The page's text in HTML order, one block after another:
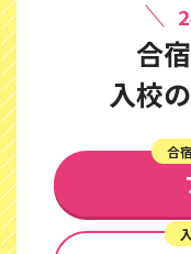
合
入校の
合